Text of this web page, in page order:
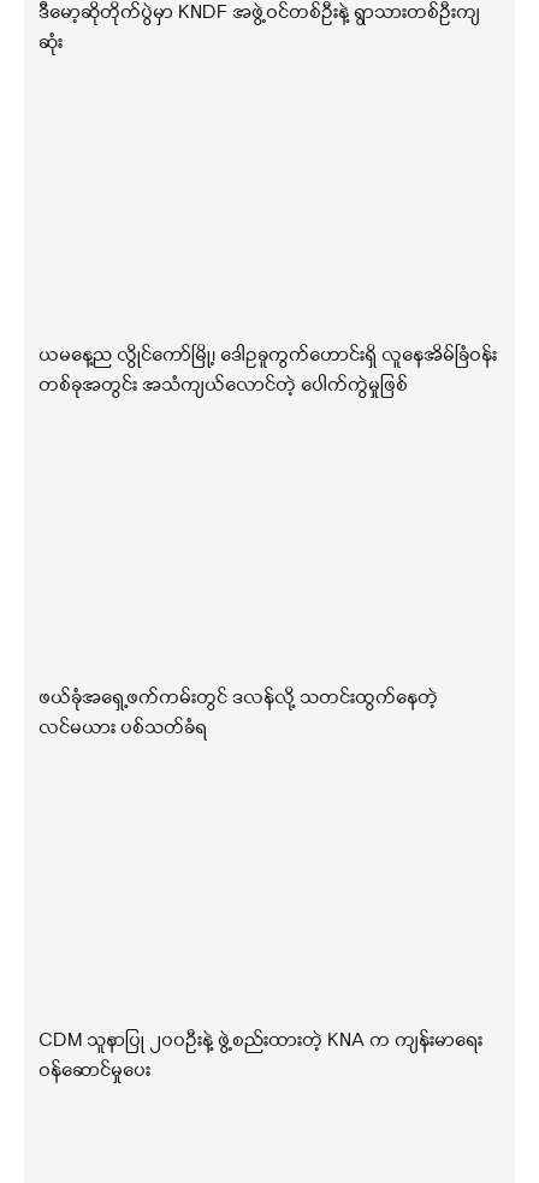
ဒီမော့ဆိုတိုက်ပွဲမှာ KNDF အဖွဲ့ဝင်တစ်ဦးနဲ့ ရွာသားတစ်ဦးကျ
ဆုံး
ယမနေ့ည လွိုင်ကော်မြို့၊ ဒေါဥခူကွက်ဟောင်းရှိ လူနေအိမ်ခြံဝန်း
တစ်ခုအတွင်း အသံကျယ်လောင်တဲ့ ပေါက်ကွဲမှုဖြစ်
ဖယ်ခုံအရှေ့ဖက်ကမ်းတွင် ဒလန်လို့ သတင်းထွက်နေတဲ့
လင်မယား ပစ်သတ်ခံရ
CDM သူနာပြု ၂၀၀ဦးနဲ့ ဖွဲ့စည်းထားတဲ့ KNA က ကျန်းမာရေး
ဝန်ဆောင်မှုပေး